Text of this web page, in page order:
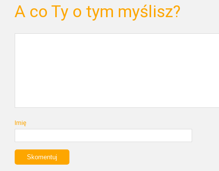
A co Ty o tym myślisz?
Imię